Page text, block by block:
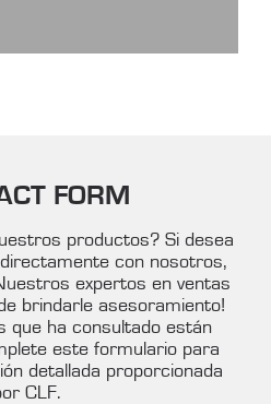
FORM
productos? Si desea
con nosotros,
expertos en ventas
brindarle asesoramiento!
que ha consultado están
este formulario para
detallada proporcionada
CLF.